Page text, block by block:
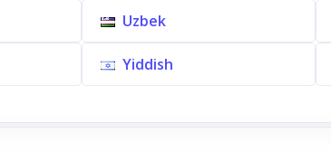
Uzbek
Yiddish